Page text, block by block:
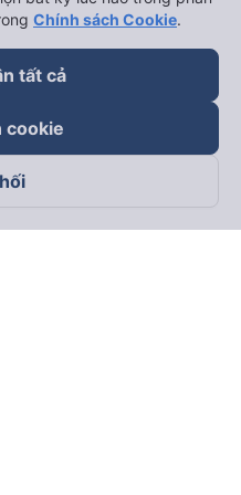
Chính sách Cookie.
tất cả
cookie